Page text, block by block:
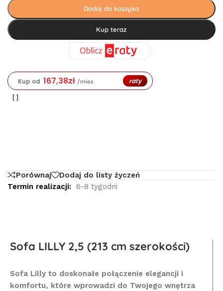
Dodaj do koszyka
Kup teraz
Kup od 167,38zł /mies. raty
Porównaj
Dodaj do listy życzeń
Termin realizacji:
6-8 tygodni
Sofa LILLY 2,5 (213 cm szerokości)
Sofa Lilly to doskonałe połączenie elegancji i
komfortu, które wprowadzi do Twojego wnętrza